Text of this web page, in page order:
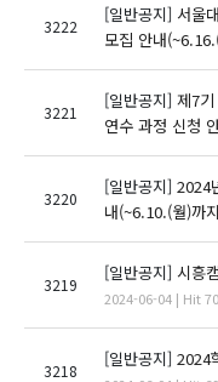
3222
[일반공지] 서울
모집 안내
3221
[일반공지] 제7
연수 과정 신청
3220
[일반공지] 2024
내(~6.10.(월)까
3219
[일반공지] 시흥
2024-06-04 | Hit
3218
[일반공지] 2024